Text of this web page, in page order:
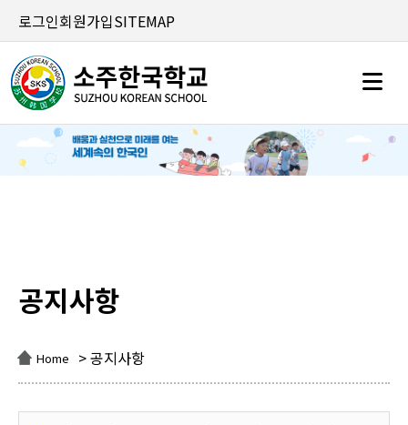
로그인회원가입SITEMAP
공지사항
Home > 공지사항